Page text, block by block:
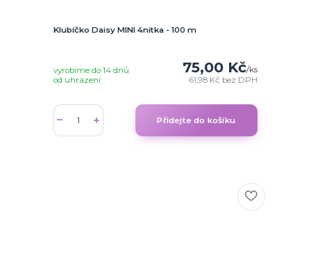
Klubíčko Daisy MINI 4nitka - 100 m
75,00 Kč/ks
61,98 Kč bez DPH
vyrobíme do 14 dnů
od uhrazení
Přidejte do košíku